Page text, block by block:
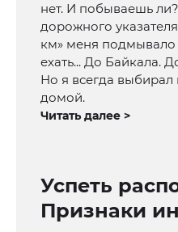
нет. И побываешь
дорожного
км» меня подмывало
ехать... До Байкала.
Но я всегда выбирал
домой.
Читать далее >
Успеть
Признаки